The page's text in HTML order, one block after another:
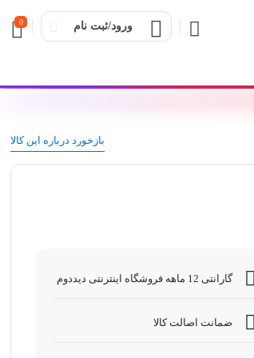
ورود/ثبت نام 0
بازخورد درباره این کالا
گارانتی 12 ماهه فروشگاه اینترنتی دیددوم
ضمانت اصالت کالا